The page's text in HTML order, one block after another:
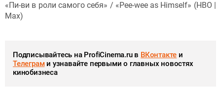
«Пи-ви в роли самого себя» / «Pee-wee as Himself» (HBO |
Max)
Подписывайтесь на ProfiCinema.ru в ВКонтакте и
Телеграми узнавайте первыми о главных новостях
кинобизнеса